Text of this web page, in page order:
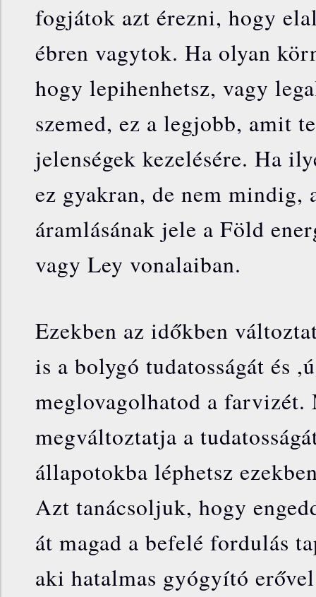
fogjátok azt érezni, hogy
ébren vagytok. Ha olyan
hogy lepihenhetsz, vagy
szemed, ez a legjobb, amit
jelenségek kezelésére. Ha
ez gyakran, de nem mindig,
áramlásának jele a Föld
vagy Ley vonalaiban.
Ezekben az időkben
is a bolygó tudatosságát és
meglovagolhatod a
megváltoztatja a
állapotokba léphetsz
Azt tanácsoljuk, hogy
át magad a befelé fordulás
aki hatalmas gyógyító